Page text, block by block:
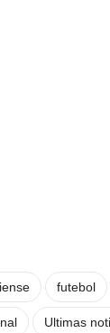
futebol
Ultimas